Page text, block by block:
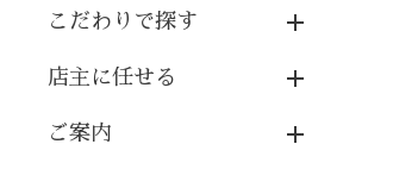
こだわりで探す
店主に任せる
ご案内